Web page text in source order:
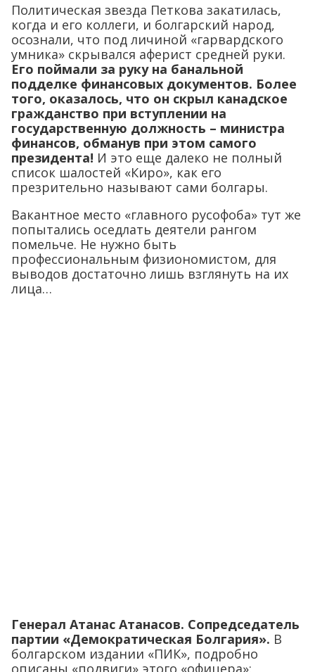
Политическая звезда Петкова закатилась,
когда и его коллеги, и болгарский народ,
осознали, что под личиной «гарвардского
умника» скрывался аферист средней руки.
Его поймали за руку на банальной
подделке финансовых документов. Более
того, оказалось, что он скрыл канадское
гражданство при вступлении на
государственную должность – министра
финансов, обманув при этом самого
президента! И это еще далеко не полный
список шалостей «Киро», как его
презрительно называют сами болгары.
Вакантное место «главного русофоба» тут же
попытались оседлать деятели рангом
помельче. Не нужно быть
профессиональным физиономистом, для
выводов достаточно лишь взглянуть на их
лица…
Генерал Атанас Атанасов. Сопредседатель
партии «Демократическая Болгария». В
болгарском издании «ПИК», подробно
описаны «подвиги» этого «офицера»: